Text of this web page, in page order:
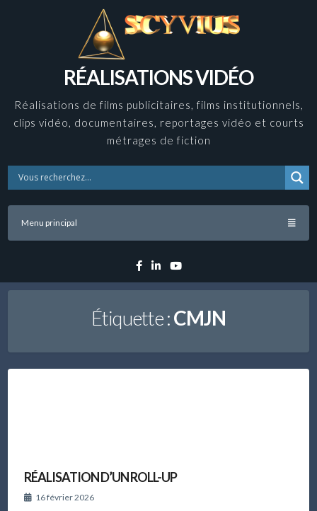
RÉALISATIONS VIDÉO
Réalisations de films publicitaires, films institutionnels,
clips vidéo, documentaires, reportages vidéo et courts
métrages de fiction
Menu principal
Facebook
LinkedinYouTube
Étiquette :CMJN
RÉALISATION D’UN ROLL-UP
16 février 2026